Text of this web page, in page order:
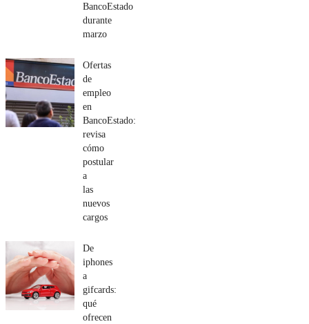
BancoEstado
durante
marzo
Ofertas
de
empleo
en
BancoEstado:
revisa
cómo
postular
a
las
nuevos
cargos
De
iphones
a
gifcards:
qué
ofrecen